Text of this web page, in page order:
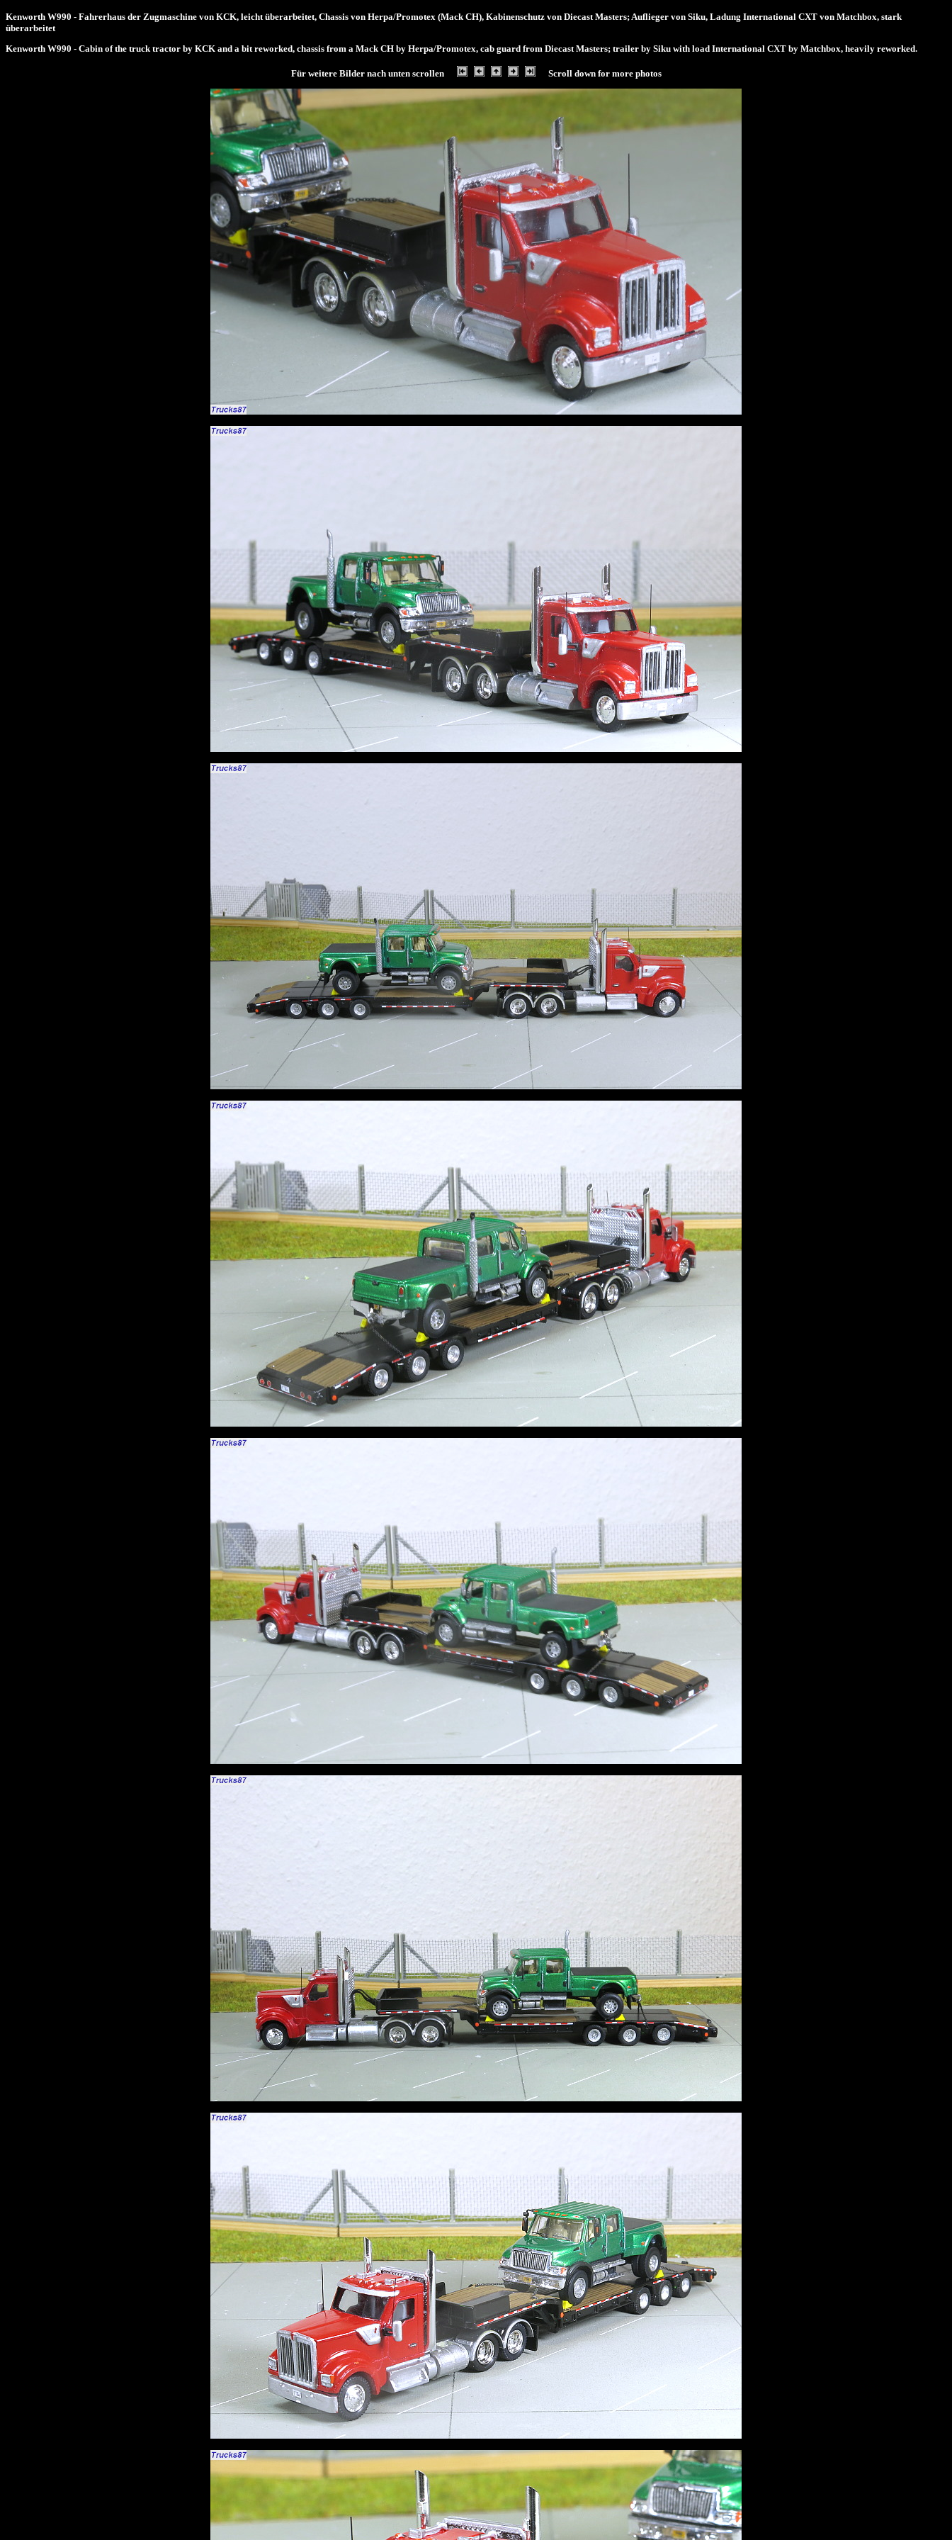
Kenworth W990 - Fahrerhaus der Zugmaschine von KCK, leicht überarbeitet, Chassis von Herpa/Promotex (Mack CH), Kabinenschutz von Diecast Masters; Auflieger von Siku, Ladung International CXT von Matchbox, stark
überarbeitet
Kenworth W990 - Cabin of the truck tractor by KCK and a bit reworked, chassis from a Mack CH by Herpa/Promotex, cab guard from Diecast Masters; trailer by Siku with load International CXT by Matchbox, heavily reworked.
Für weitere Bilder nach unten scrollen Scroll down for more photos